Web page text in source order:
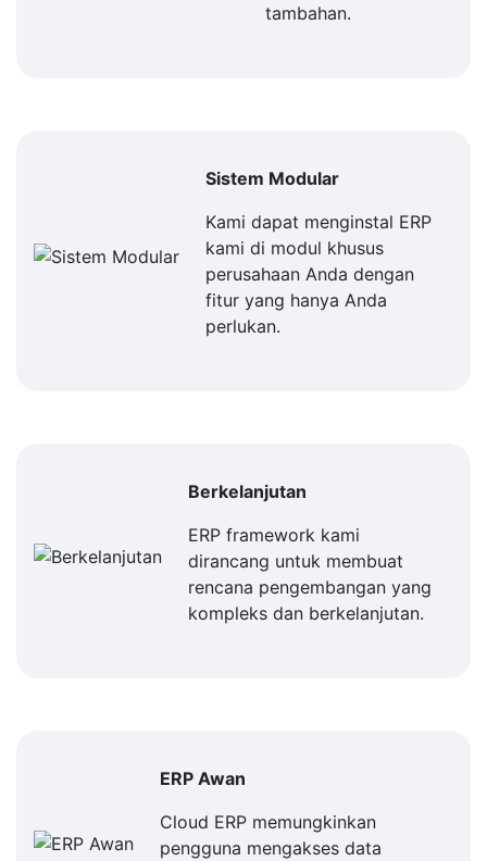
tambahan.
Sistem Modular
Kami dapat menginstal ERP
kami di modul khusus
perusahaan Anda dengan
fitur yang hanya Anda
perlukan.
Berkelanjutan
ERP framework kami
dirancang untuk membuat
rencana pengembangan yang
kompleks dan berkelanjutan.
ERP Awan
Cloud ERP memungkinkan
pengguna mengakses data